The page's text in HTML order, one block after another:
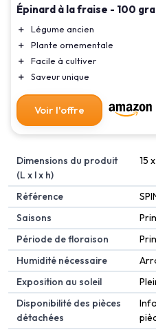
Épinard à la fraise - 100
＋
Légume ancien
＋
Plante ornementale
＋
Facile à cultiver
＋
Saveur unique
Voir l'offre
Dimensions du produit
(L x l x h)
‎15
Référence
Saisons
Période de floraison
Humidité nécessaire
Exposition au soleil
Disponibilité des pièces
détachées